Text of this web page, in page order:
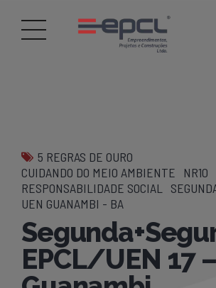
5 REGRAS DE OURO
CUIDANDO DO MEIO AMBIENTE
NR10
RESPONSABILIDADE SOCIAL
UEN GUANAMBI - BA
EPCL/UEN 17 –